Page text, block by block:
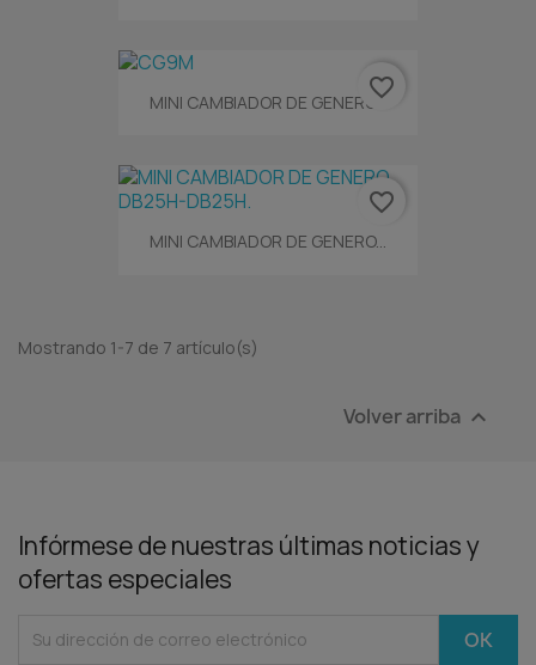
MINI CAMBIADOR DE GENERO...
favorite_border
MINI CAMBIADOR DE GENERO...
favorite_border
Mostrando 1-7 de 7 artículo(s)
Volver arriba 
Infórmese de nuestras últimas noticias y
ofertas especiales